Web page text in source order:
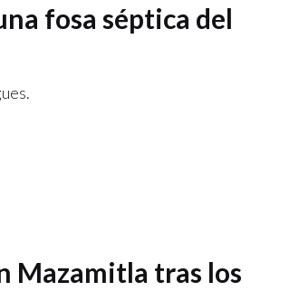
fosa séptica del
Mazamitla tras los